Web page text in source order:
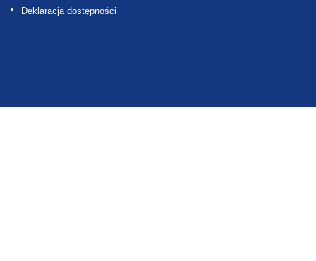
Deklaracja dostępności